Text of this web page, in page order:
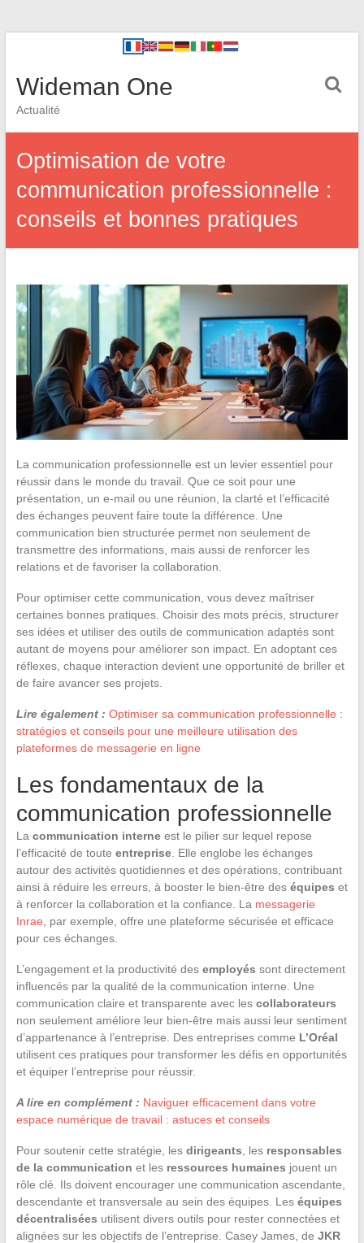
Wideman One
Actualité
Optimisation de votre
communication professionnelle :
conseils et bonnes pratiques
La communication professionnelle est un levier essentiel pour
réussir dans le monde du travail. Que ce soit pour une
présentation, un e-mail ou une réunion, la clarté et l’efficacité
des échanges peuvent faire toute la différence. Une
communication bien structurée permet non seulement de
transmettre des informations, mais aussi de renforcer les
relations et de favoriser la collaboration.
Pour optimiser cette communication, vous devez maîtriser
certaines bonnes pratiques. Choisir des mots précis, structurer
ses idées et utiliser des outils de communication adaptés sont
autant de moyens pour améliorer son impact. En adoptant ces
réflexes, chaque interaction devient une opportunité de briller et
de faire avancer ses projets.
Lire également : Optimiser sa communication professionnelle :
stratégies et conseils pour une meilleure utilisation des
plateformes de messagerie en ligne
Les fondamentaux de la
communication professionnelle
La communication interneest le pilier sur lequel repose
l’efficacité de toute entreprise. Elle englobe les échanges
autour des activités quotidiennes et des opérations, contribuant
ainsi à réduire les erreurs, à booster le bien-être des équipes et
à renforcer la collaboration et la confiance. La messagerie
Inrae , par exemple, offre une plateforme sécurisée et efficace
pour ces échanges.
L’engagement et la productivité des employés sont directement
influencés par la qualité de la communication interne. Une
communication claire et transparente avec les collaborateurs
non seulement améliore leur bien-être mais aussi leur sentiment
d’appartenance à l’entreprise. Des entreprises comme L’Oréal
utilisent ces pratiques pour transformer les défis en opportunités
et équiper l’entreprise pour réussir.
A lire en complément : Naviguer efficacement dans votre
espace numérique de travail : astuces et conseils
Pour soutenir cette stratégie, les dirigeants , les responsables
de la communication et les ressources humaines jouent un
rôle clé. Ils doivent encourager une communication ascendante,
descendante et transversale au sein des équipes. Les équipes
décentralisées utilisent divers outils pour rester connectées et
alignées sur les objectifs de l’entreprise. Casey James, de JKR